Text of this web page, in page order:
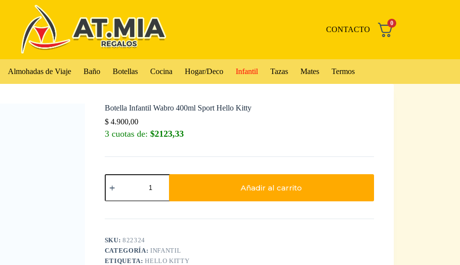
CONTACTO
0
Almohadas de Viaje Baño Botellas Cocina Hogar/Deco Infantil Tazas Mates Termos
Botella Infantil Wabro 400ml Sport Hello Kitty
$4.900,00
3 cuotas de: $2123,33
Añadir al carrito
SKU:822324
CATEGORÍA: INFANTIL
ETIQUETA:HELLO KITTY